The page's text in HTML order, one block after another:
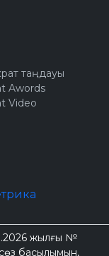
таңдауы
Awords
Video
жылғы №
басылымын,